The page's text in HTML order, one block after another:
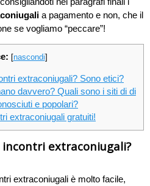
a pagamento e non, che il
se vogliamo “peccare”!
[nascondi]
extraconiugali? Sono etici?
davvero? Quali sono i siti di di
e popolari?
extraconiugali gratuiti!
incontri extraconiugali?
extraconiugali è molto facile,